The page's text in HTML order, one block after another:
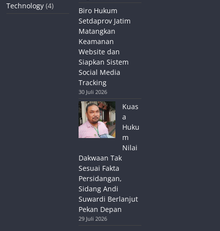
Technology (4)
Biro Hukum
Setdaprov Jatim
Matangkan
Keamanan
Website dan
Siapkan Sistem
Social Media
Tracking
30 Juli 2026
Kuas
a
Huku
m
Nilai
Dakwaan Tak
Sesuai Fakta
Persidangan,
Sidang Andi
Suwardi Berlanjut
Pekan Depan
29 Juli 2026